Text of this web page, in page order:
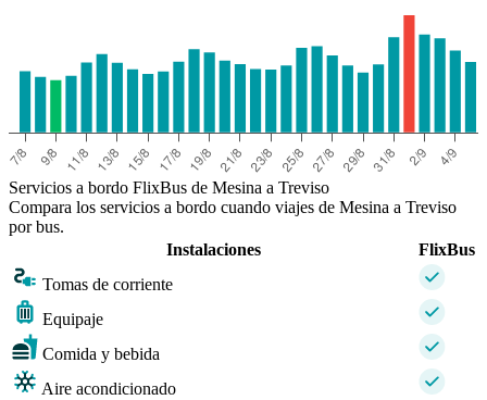
Servicios a bordo FlixBus de Mesina a Treviso
Compara los servicios a bordo cuando viajes de Mesina a Treviso
por bus.
Instalaciones
FlixBus
Tomas de corriente
Equipaje
Comida y bebida
Aire acondicionado